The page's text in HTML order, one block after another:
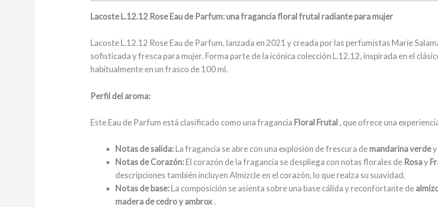
Lacoste L.12.12 Rose Eau de Parfum: una fragancia floral frutal radiante para mujer
Lacoste L.12.12 Rose Eau de Parfum, lanzada en 2021 y creada por las perfumistas Marie
sofisticada y fresca para mujer. Forma parte de la icónica colección L.12.12, inspirada en el
habitualmente en un frasco de 100 ml.
Perfil del aroma:
Este Eau de Parfum está clasificado como una fragancia Floral Frutal, que ofrece una
Notas de salida:La fragancia se abre con una explosión de frescura demandarina verdey
Notas de Corazón:El corazón de la fragancia se despliega con notas florales de Rosay
descripciones también incluyen Almizcle en el corazón, lo que realza su suavidad.
Notas de base:La composición se asienta sobre una base cálida y reconfortante de
madera de cedro y ambrox.